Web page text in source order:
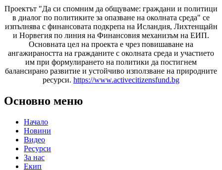
Проектът "Да си спомним да общуваме: граждани и политици
в диалог по политиките за опазване на околната среда" се
изпълнява с финансовата подкрепа на Исландия, Лихтенщайн
и Норвегия по линия на Финансовия механизъм на ЕИП.
Основната цел на проекта е чрез повишаване на
ангажираността на гражданите с околната среда и участието
им при формулирането на политики да постигнем
балансирано развитие и устойчиво използване на природните
ресурси. https://www.activecitizensfund.bg
Основно меню
Начало
Новини
Видео
Ресурси
За нас
Екип